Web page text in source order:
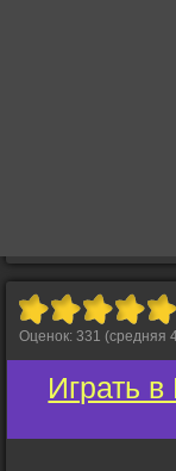
Оценок: 331 (средняя
Играть